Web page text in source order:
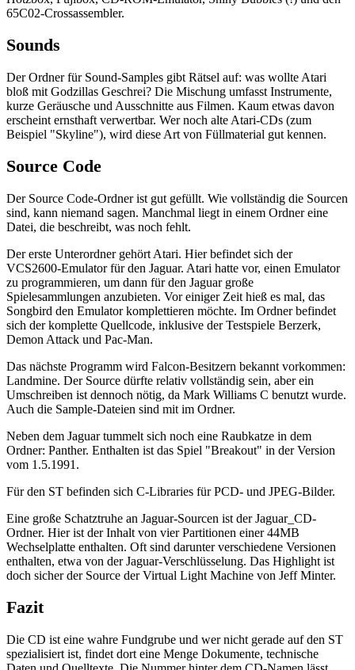
65C02-Crossassembler.
Sounds
Der Ordner für Sound-Samples gibt Rätsel auf: was wollte Atari
bloß mit Godzillas Geschrei? Die Mischung umfasst Instrumente,
kurze Geräusche und Ausschnitte aus Filmen. Kaum etwas davon
erscheint ernsthaft verwertbar. Wer noch alte Atari-CDs (zum
Beispiel "Skyline"), wird diese Art von Füllmaterial gut kennen.
Source Code
Der Source Code-Ordner ist gut gefüllt. Wie vollständig die Sourcen
sind, kann niemand sagen. Manchmal liegt in einem Ordner eine
Datei, die beschreibt, was noch fehlt.
Der erste Unterordner gehört Atari. Hier befindet sich der
VCS2600-Emulator für den Jaguar. Atari hatte vor, einen Emulator
zu programmieren, um dann für den Jaguar große
Spielesammlungen anzubieten. Vor einiger Zeit hieß es mal, das
Songbird den Emulator komplettieren möchte. Im Ordner befindet
sich der komplette Quellcode, inklusive der Testspiele Berzerk,
Demon Attack und Pac-Man.
Das nächste Programm wird Falcon-Besitzern bekannt vorkommen:
Landmine. Der Source dürfte relativ vollständig sein, aber ein
Umschreiben ist dennoch nötig, da Mark Williams C benutzt wurde.
Auch die Sample-Dateien sind mit im Ordner.
Neben dem Jaguar tummelt sich noch eine Raubkatze in dem
Ordner: Panther. Enthalten ist das Spiel "Breakout" in der Version
vom 1.5.1991.
Für den ST befinden sich C-Libraries für PCD- und JPEG-Bilder.
Eine große Schatztruhe an Jaguar-Sourcen ist der Jaguar_CD-
Ordner. Hier ist der Inhalt von vier Partitionen einer 44MB
Wechselplatte enthalten. Oft sind darunter verschiedene Versionen
enthalten, etwa von der Jaguar-Verschlüsselung. Das Highlight ist
doch sicher der Source der Virtual Light Machine von Jeff Minter.
Fazit
Die CD ist eine wahre Fundgrube und wer nicht gerade auf den ST
spezialisiert ist, findet dort eine Menge Dokumente, technische